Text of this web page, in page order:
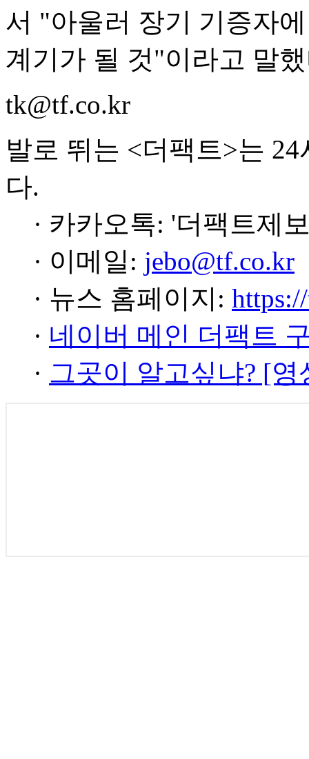
서 "아울러 장기 기증자
계기가 될 것"이라고 말
tk@tf.co.kr
발로 뛰는 <더팩트>는
다.
· 카카오톡: '더팩트제
· 이메일: jebo@tf.co.kr
· 뉴스 홈페이지:
· 네이버 메인 더팩트
· 그곳이 알고싶냐? [